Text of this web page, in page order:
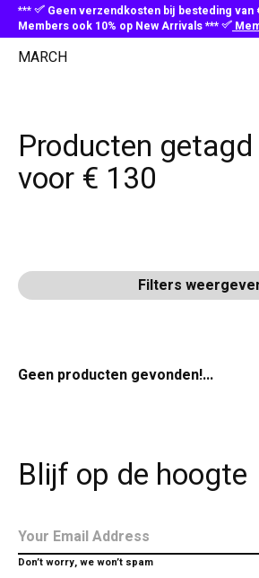
***
Geen verzendkosten bij besteding van
Members ook 10% op New Arrivals ***
MARCH
Producten
voor € 130
Filters
Geen producten gevonden!...
Blijf op de hoogte
Don’t worry, we won’t spam